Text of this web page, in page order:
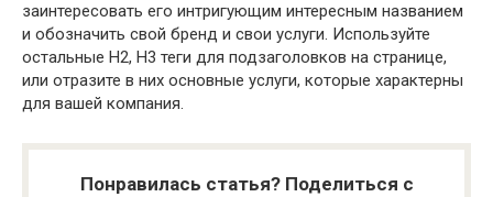
заинтересовать его интригующим интересным названием
и обозначить свой бренд и свои услуги. Используйте
остальные H2, H3 теги для подзаголовков на странице,
или отразите в них основные услуги, которые характерны
для вашей компания.
Понравилась статья? Поделиться с